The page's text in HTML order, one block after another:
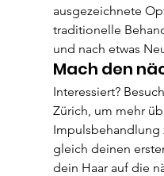
ausgezeichnete
traditionelle
und nach etwas
Mach den
Interessiert?
Zürich, um mehr
Impulsbehandlung
gleich deinen
dein Haar auf die